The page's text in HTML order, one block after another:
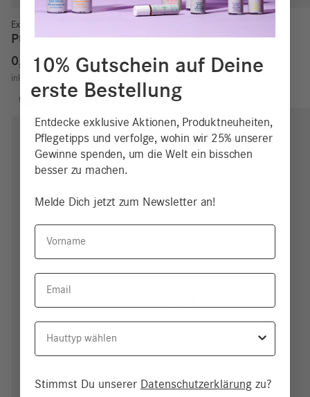
Exklusiv
Pumpspender für Refills
0,90 €
inkl. MwSt.
10% Gutschein auf Deine
erste Bestellung
Entdecke exklusive Aktionen, Produktneuheiten,
Pflegetipps und verfolge, wohin wir 25% unserer
Gewinne spenden, um die Welt ein bisschen
besser zu machen.
Melde Dich jetzt zum Newsletter an!
Vorname
Email
Hauttyp
Stimmst Du unserer Datenschutzerklärung zu?